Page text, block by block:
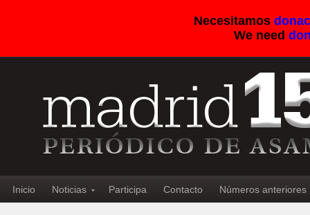
Necesitamos
We need
Inicio Noticias Participa Contacto Números anteriores